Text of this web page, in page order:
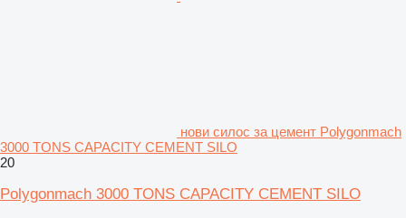
нови силос за цемент Polygonmach
3000 TONS CAPACITY CEMENT SILO
20
Polygonmach 3000 TONS CAPACITY CEMENT SILO